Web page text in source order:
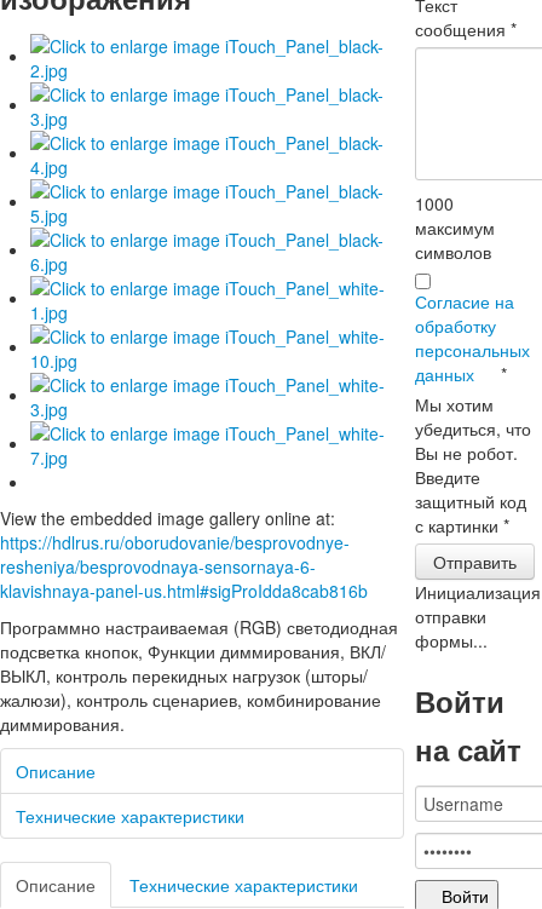
View the embedded image gallery online at:
https://hdlrus.ru/oborudovanie/besprovodnye-
resheniya/besprovodnaya-sensornaya-6-
klavishnaya-panel-us.html#sigProIdda8cab816b
Программно настраиваемая (RGB) светодиодная
подсветка кнопок, Функции диммирования, ВКЛ/
ВЫКЛ, контроль перекидных нагрузок (шторы/
жалюзи), контроль сценариев, комбинирование
диммирования.
Описание
Технические характеристики
Описание Технические характеристики
Текст
сообщения*
1000
максимум
символов
Согласие на
обработку
персональных
данных
*
Мы хотим
убедиться, что
Вы не робот.
Введите
защитный код
с картинки*
Отправить
Инициализация
отправки
формы...
Войти
на сайт
Войти